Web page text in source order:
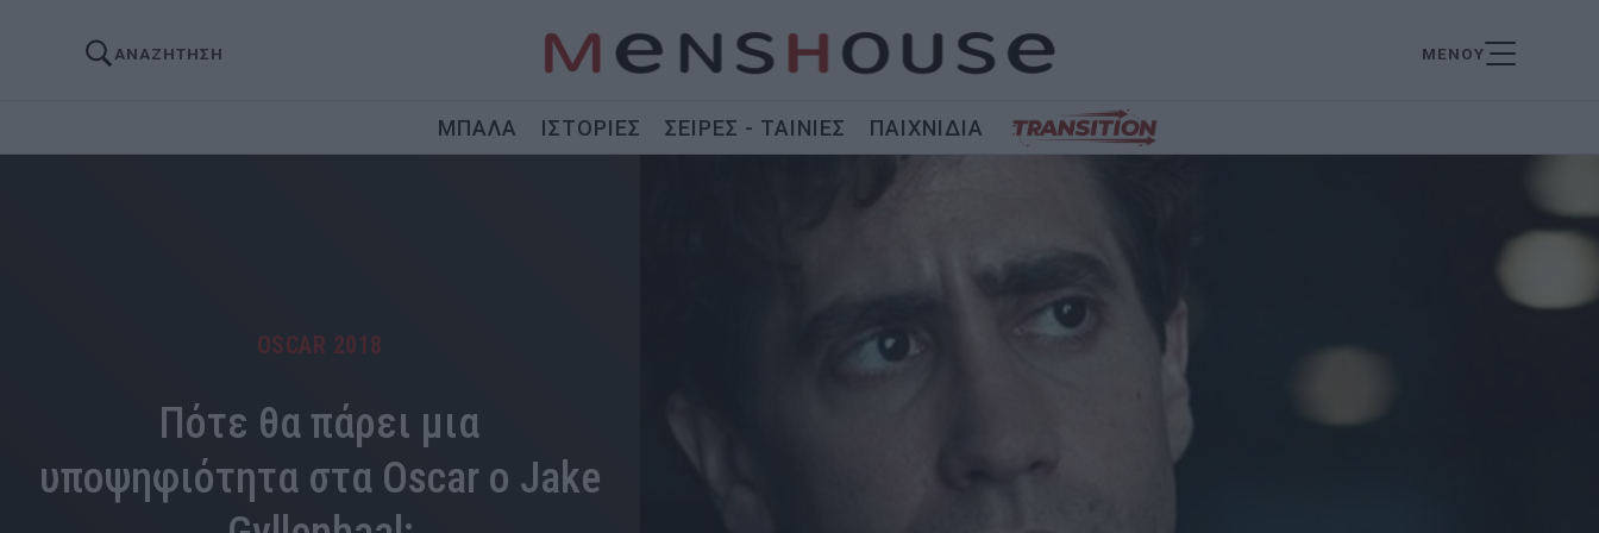
ΑΝΑΖΗΤΗΣΗ ΜΕΝΟΥ
ΜΠΑΛΑ ΙΣΤΟΡΙΕΣ ΣΕΙΡΕΣ - ΤΑΙΝΙΕΣ ΠΑΙΧΝΙΔΙΑ
OSCAR 2018
Πότε θα πάρει μια
υποψηφιότητα στα Oscar ο Jake